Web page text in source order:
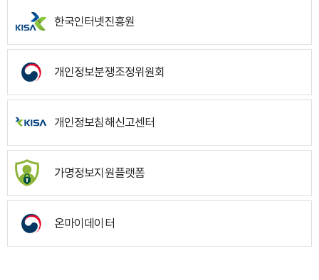
한국인터넷진흥원
개인정보분쟁조정위원회
개인정보침해신고센터
가명정보지원플랫폼
온마이데이터